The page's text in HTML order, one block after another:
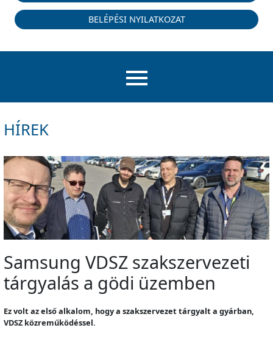
BELÉPÉSI NYILATKOZAT
HÍREK
Samsung VDSZ szakszervezeti
tárgyalás a gödi üzemben
Ez volt az első alkalom, hogy a szakszervezet tárgyalt a gyárban,
VDSZ közreműködéssel.